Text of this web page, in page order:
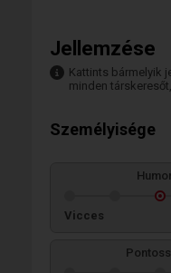
Jellemzése
Kattints bármelyik
minden
Személyisége
Humor
Vicces